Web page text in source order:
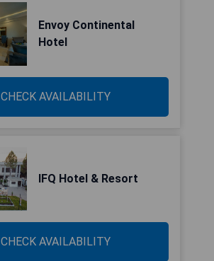
Envoy Continental
Hotel
CHECK AVAILABILITY
IFQ Hotel & Resort
CHECK AVAILABILITY